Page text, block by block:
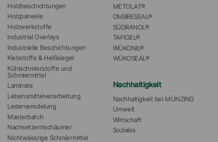
Holzbeschichtungen
Holzpaneele
Holzwerkstoffe
Industrial Overlays
Industrielle Beschichtungen
Klebstoffe & Heißsiegel
Kühlschmierstoffe und
Schmiermittel
Laminate
Lebensmittelverarbeitung
Lederveredelung
Masterbatch
Nachsetzentschäumer
Nichtwässrige Schmiermittel
METOLAT®
OMBRESEAL®
SÜDRANOL®
TAFIGEL®
WÜKONIL®
WÜKOSEAL®
Nachhaltigkeit
Nachhaltigkeit bei MÜNZING
Umwelt
Wirtschaft
Soziales